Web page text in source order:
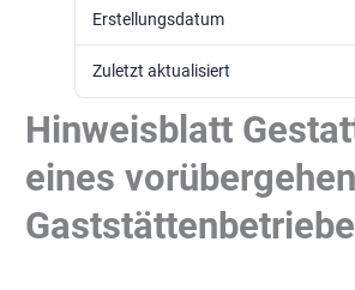
Erstellungsdatum
Zuletzt aktualisiert
Hinweisblatt
eines